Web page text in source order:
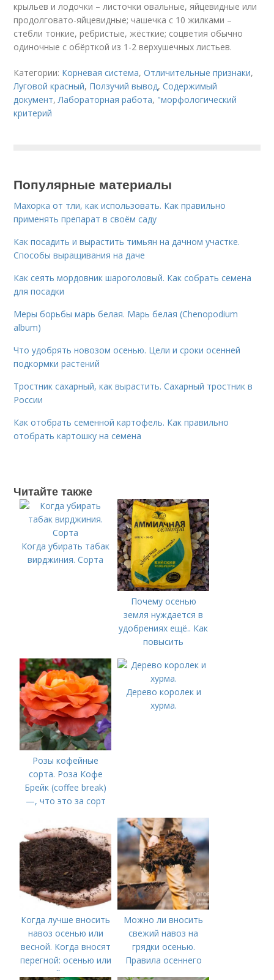
крыльев и лодочки – листочки овальные, яйцевидные или
продолговато-яйцевидные; чашечка с 10 жилками –
стебли тонкие, ребристые, жёсткие; соцветия обычно
одиночные с обёрткой из 1-2 верхушечных листьев.
Категории: Корневая система,Отличительные признаки,
Луговой красный, Ползучий вывод,Содержимый
документ,Лабораторная работа, "морфологический
критерий
Популярные материалы
Махорка от тли, как использовать. Как правильно
применять препарат в своём саду
Как посадить и вырастить тимьян на дачном участке.
Способы выращивания на даче
Как сеять мордовник шароголовый. Как собрать семена
для посадки
Меры борьбы марь белая. Марь белая (Chenopodium
album)
Что удобрять новозом осенью. Цели и сроки осенней
подкормки растений
Тростник сахарный, как вырастить. Сахарный тростник в
России
Как отобрать семенной картофель. Как правильно
отобрать картошку на семена
Читайте также
Когда убирать табак
вирджиния. Сорта
Почему осенью
земля нуждается в
удобрениях ещё.. Как
повысить
осенью
Розы кофейные
сорта. Роза Кофе
Брейк (coffee break)
—, что это за сорт
Дерево королек и
хурма.
Когда лучше вносить
навоз осенью или
весной. Когда вносят
перегной: осенью или
весной, правила
Можно ли вносить
свежий навоз на
грядки осенью.
Правила осеннего